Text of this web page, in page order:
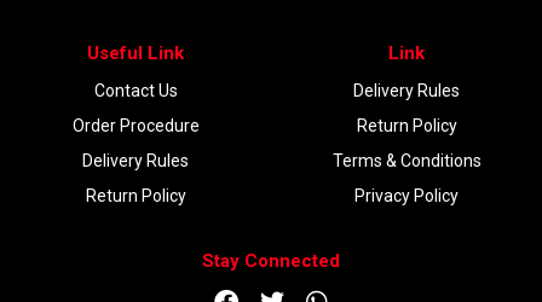
Useful Link
Contact Us
Order Procedure
Delivery Rules
Return Policy
Link
Delivery Rules
Return Policy
Terms & Conditions
Privacy Policy
Stay Connected